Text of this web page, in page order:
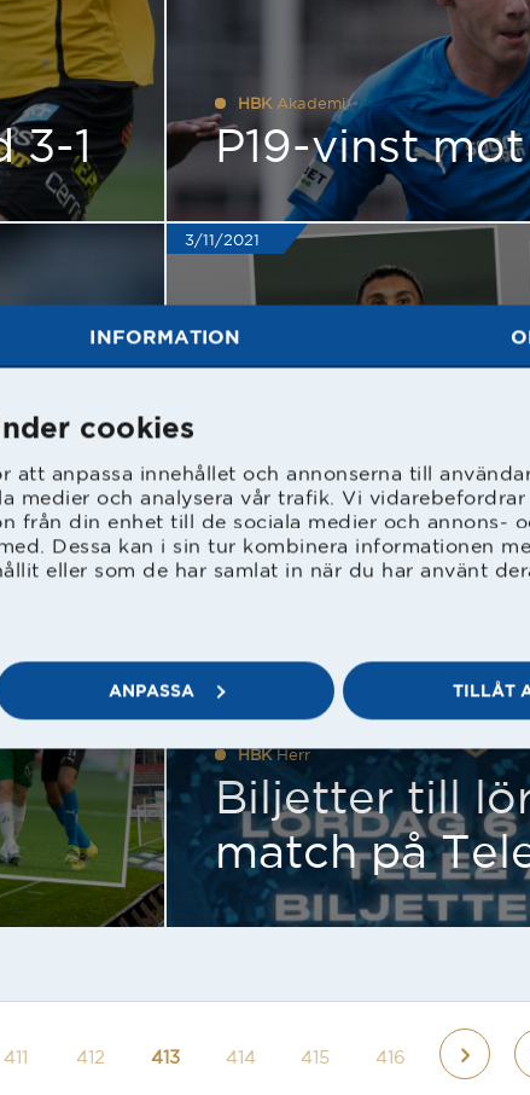
INFORMATION
cookies
att anpassa innehållet och annonserna till
medier och analysera vår trafik. Vi vidarebefordrar
från din enhet till de sociala medier och annons-
Dessa kan i sin tur kombinera informationen
eller som de har samlat in när du har använt
ANPASSA TILLÅT
3-1
HBK Akademi
P19-vinst
3/11/2021
Amir och
HBKHerr
Biljetter till
match på
411 412 413 414 415 416